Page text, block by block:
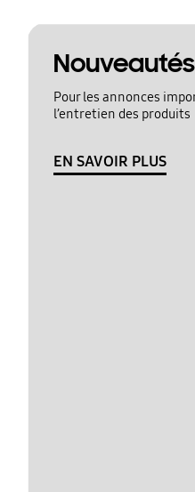
Pour les annonces
l’entretien des produits
EN SAVOIR PLUS